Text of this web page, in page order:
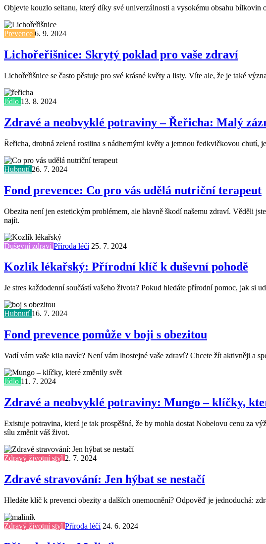
Objevte kouzlo seitanu, který díky své univerzálnosti a vysokému obsahu bílkovin
Prevence 6. 9. 2024
Lichořeřišnice: Skrytý poklad pro vaše zdraví
Lichořeřišnice se často pěstuje pro své krásné květy a listy. Víte ale, že je také
Jídlo 13. 8. 2024
Zdravé a neobvyklé potraviny – Řeřicha: Malý
Řeřicha, drobná zelená rostlina s nádhernými květy a jemnou ředkvičkovou chutí,
Hubnutí 26. 7. 2024
Fond prevence: Co pro vás udělá nutriční terapeut
Obezita není jen estetickým problémem, ale hlavně škodí našemu zdraví. Věděli
najít.
Duševní zdraví Příroda léčí 25. 7. 2024
Kozlík lékařský: Přírodní klíč k duševní pohodě
Je stres každodenní součástí vašeho života? Pokud hledáte přírodní pomoc, jak
Hubnutí 16. 7. 2024
Fond prevence pomůže v boji s obezitou
Vadí vám vaše kila navíc? Není vám lhostejné vaše zdraví? Chcete žít aktivněji a
Jídlo 11. 7. 2024
Zdravé a neobvyklé potraviny: Mungo – klíčky,
Existuje potravina, která je tak prospěšná, že by mohla dostat Nobelovu cenu za
sílu změnit váš život.
Zdravý životní styl 2. 7. 2024
Zdravé stravování: Jen hýbat se nestačí
Hledáte klíč k prevenci obezity a dalších onemocnění? Odpověď je jednoduchá:
Zdravý životní styl Příroda léčí 24. 6. 2024